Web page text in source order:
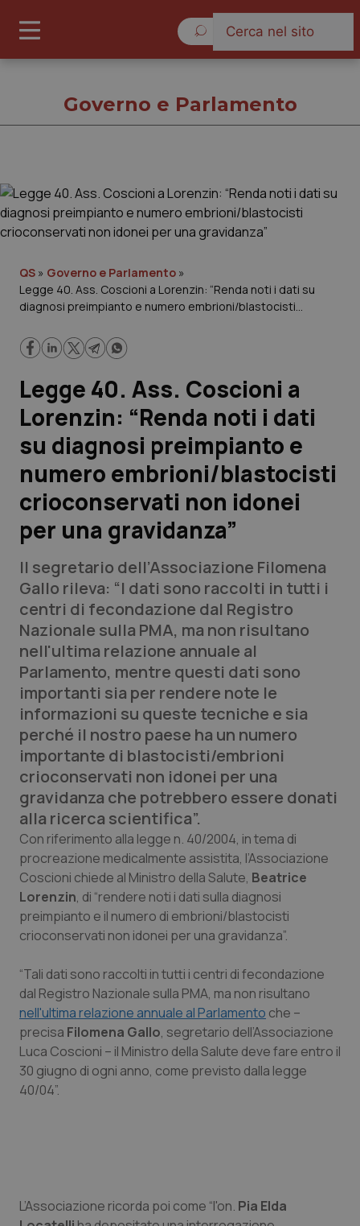
Cronache
Governo e Parlamento
Regioni e Asl
Lavoro e Professioni
Scienza e Farmaci
Studi e Analisi
Lettere al direttore
Edizioni Regionali
QS Pro
Professionisti Sanitari.AI
Abruzzo
Basilicata
Calabria
Campania
Emilia-Romagna
Friuli Venezia Giulia
Lazio
Liguria
Lombardia
Marche
Molise
QS Pro Gold
Artrite & artrosi
Asma & BPCO
Car-T
Colesterolo & coronaropatie
Dermatite Atopica
Diabete & glucometri
Disturbi dell’umore
Dolore
Donna & Salute
Epatiti
QS Club Newsletter
Governo e Parlamento
QS » Governo e Parlamento »
Legge 40. Ass. Coscioni a Lorenzin: “Renda noti i dati su
diagnosi preimpianto e numero embrioni/blastocisti
Legge 40. Ass. Coscioni a
Lorenzin: “Renda noti i dati
su diagnosi preimpianto e
numero embrioni/blastocisti
crioconservati non idonei
per una gravidanza”
Il segretario dell’Associazione Filomena
Gallo rileva: “I dati sono raccolti in tutti i
centri di fecondazione dal Registro
Nazionale sulla PMA, ma non risultano
nell'ultima relazione annuale al
Parlamento, mentre questi dati sono
importanti sia per rendere note le
informazioni su queste tecniche e sia
perché il nostro paese ha un numero
importante di blastocisti/embrioni
crioconservati non idonei per una
gravidanza che potrebbero essere donati
alla ricerca scientifica”.
Con riferimento alla legge n. 40/2004, in tema di
procreazione medicalmente assistita, l’Associazione
Coscioni chiede al Ministro della Salute, Beatrice
Lorenzin, di “rendere noti i dati sulla diagnosi
preimpianto e il numero di embrioni/blastocisti
crioconservati non idonei per una gravidanza”.
“Tali dati sono raccolti in tutti i centri di fecondazione
dal Registro Nazionale sulla PMA, ma non risultano
nell'ultima relazione annuale al Parlamento che –
precisa Filomena Gallo, segretario dell’Associazione
Luca Coscioni – il Ministro della Salute deve fare entro il
30 giugno di ogni anno, come previsto dalla legge
40/04”.
L’Associazione ricorda poi come “l'on. Pia Elda